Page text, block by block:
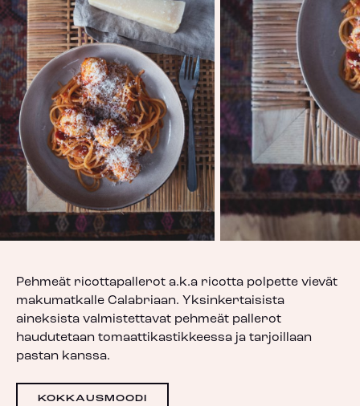
Pehmeät ricottapallerot a.k.a ricotta polpette vievät
makumatkalle Calabriaan. Yksinkertaisista
aineksista valmistettavat pehmeät pallerot
haudutetaan tomaattikastikkeessa ja tarjoillaan
pastan kanssa.
KOKKAUSMOODI